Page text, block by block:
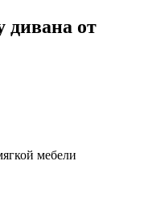
дивана от
мебели